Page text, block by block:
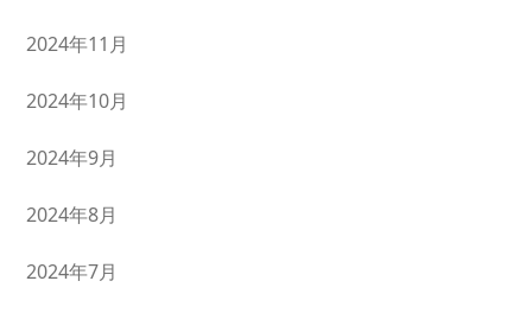
2024年11月
2024年10月
2024年9月
2024年8月
2024年7月